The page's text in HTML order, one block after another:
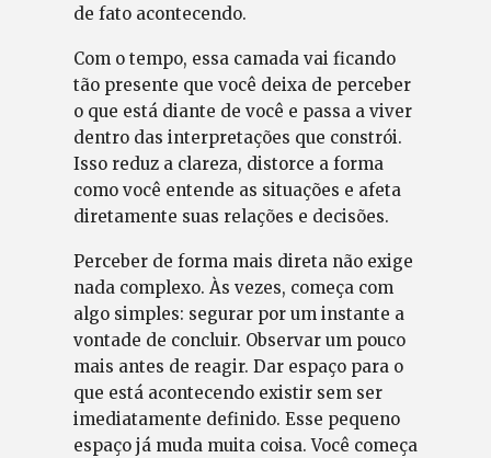
de fato acontecendo.
Com o tempo, essa camada vai ficando
tão presente que você deixa de perceber
o que está diante de você e passa a viver
dentro das interpretações que constrói.
Isso reduz a clareza, distorce a forma
como você entende as situações e afeta
diretamente suas relações e decisões.
Perceber de forma mais direta não exige
nada complexo. Às vezes, começa com
algo simples: segurar por um instante a
vontade de concluir. Observar um pouco
mais antes de reagir. Dar espaço para o
que está acontecendo existir sem ser
imediatamente definido. Esse pequeno
espaço já muda muita coisa. Você começa